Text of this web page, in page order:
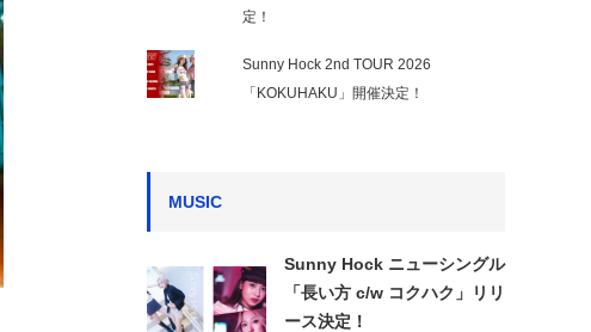
定！
Sunny Hock 2nd TOUR 2026
「KOKUHAKU」開催決定！
MUSIC
Sunny Hock ニューシングル
「長い方 c/w コクハク」リリ
ース決定！